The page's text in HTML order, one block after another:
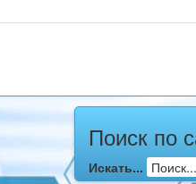
Поиск по
Искать...